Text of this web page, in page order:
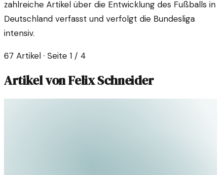
zahlreiche Artikel über die Entwicklung des Fußballs in
Deutschland verfasst und verfolgt die Bundesliga
intensiv.
67 Artikel · Seite 1 / 4
Artikel vonFelix Schneider